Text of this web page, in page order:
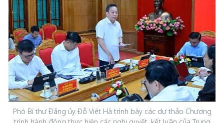
Phó Bí thư Đảng ủy Đỗ Việt Hà trình bày các dự thảo Chương